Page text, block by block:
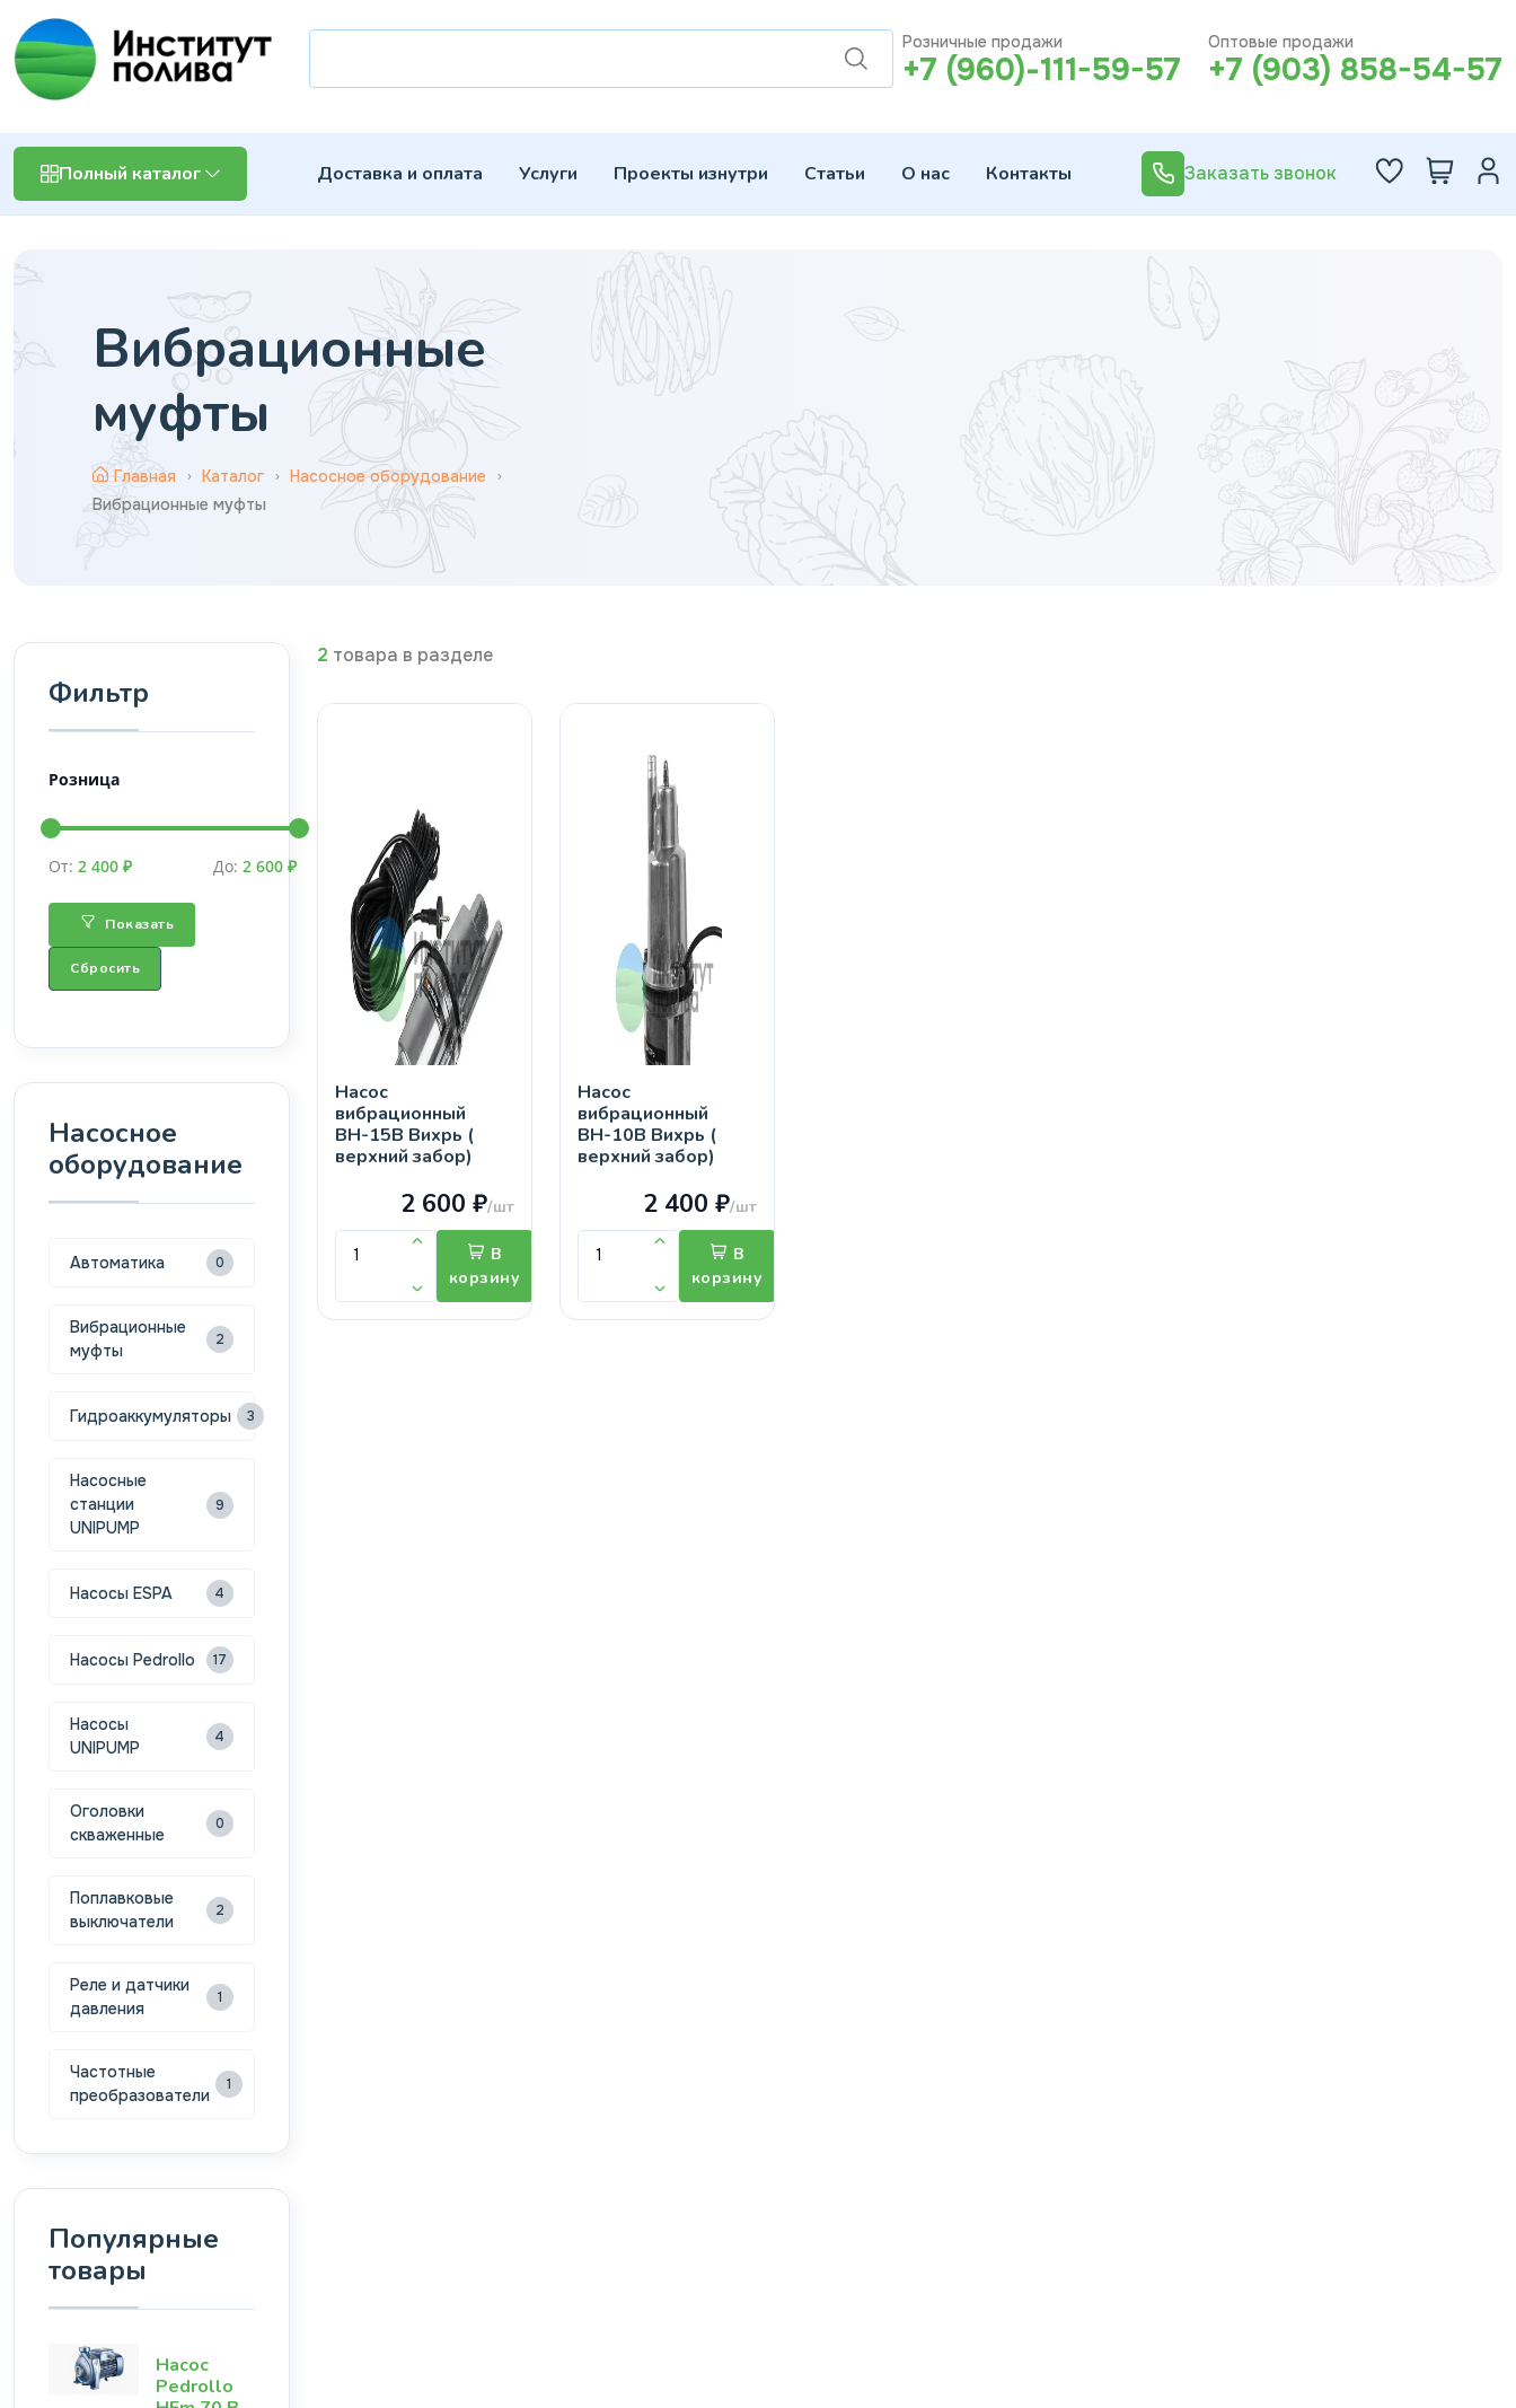
Розничные продажи
+7 (960)-111-59-57
Оптовые продажи
+7 (903) 858-54-57
Полный каталог Доставка и оплата Услуги Проекты изнутри Статьи О нас Контакты Заказать звонок
Вибрационные
муфты
Главная Каталог
Насосное оборудование
Вибрационные муфты
Фильтр
Розница
От:2 400 ₽ До:2 600 ₽
Показать
Сбросить
Насосное
оборудование
Автоматика 0
Вибрационные
муфты
2
Гидроаккумуляторы 3
Насосные
станции
UNIPUMP
9
Насосы ESPA 4
Насосы Pedrollo 17
Насосы
UNIPUMP
4
Оголовки
скваженные
0
Поплавковые
выключатели
2
Реле и датчики
давления
1
Частотные
преобразователи
1
Популярные
товары
Насос
Pedrollo
2 товара в разделе
Насос
вибрационный
ВН-15В Вихрь (
верхний забор)
2 600 ₽/шт
В
корзину
Насос
вибрационный
ВН-10В Вихрь (
верхний забор)
2 400 ₽/шт
В
корзину